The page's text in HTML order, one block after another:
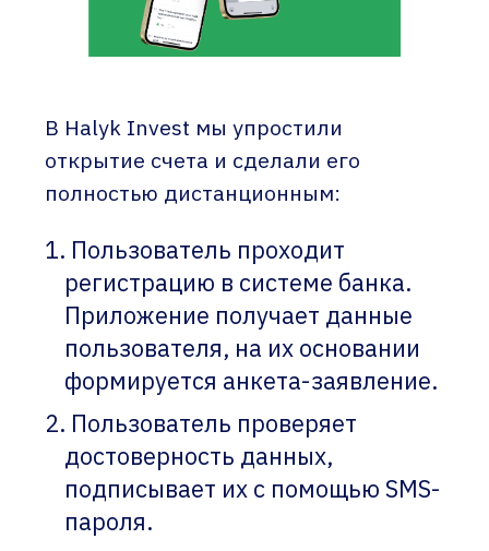
В Halyk Invest мы упростили
открытие счета и сделали его
полностью дистанционным:
Пользователь проходит
регистрацию в системе банка.
Приложение получает данные
пользователя, на их основании
формируется анкета-заявление.
Пользователь проверяет
достоверность данных,
подписывает их с помощью SMS-
пароля.